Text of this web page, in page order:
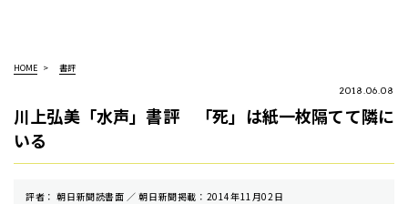
HOME 書評
2018.06.08
川上弘美「水声」書評 「死」は紙一枚隔てて隣に
いる
評者： 朝日新聞読書面 ／ 朝⽇新聞掲載：2014年11月02日